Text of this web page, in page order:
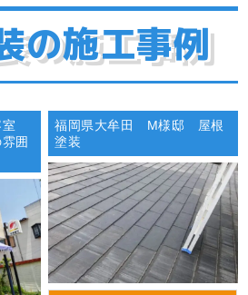
の施工事例
室
囲
福岡県大牟田 M様邸 屋根
塗装